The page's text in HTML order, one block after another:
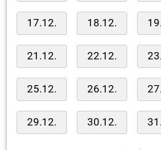
17.12. 18.12.
21.12. 22.12.
25.12. 26.12.
29.12. 30.12.